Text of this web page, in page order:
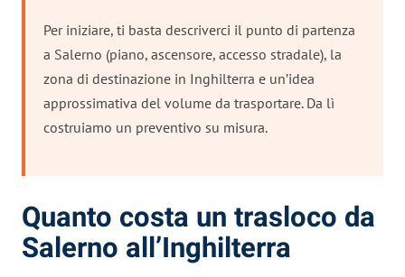
Per iniziare, ti basta descriverci il punto di partenza
a Salerno (piano, ascensore, accesso stradale), la
zona di destinazione in Inghilterra e un’idea
approssimativa del volume da trasportare. Da lì
costruiamo un preventivo su misura.
Quanto costa un trasloco da
Salerno all’Inghilterra